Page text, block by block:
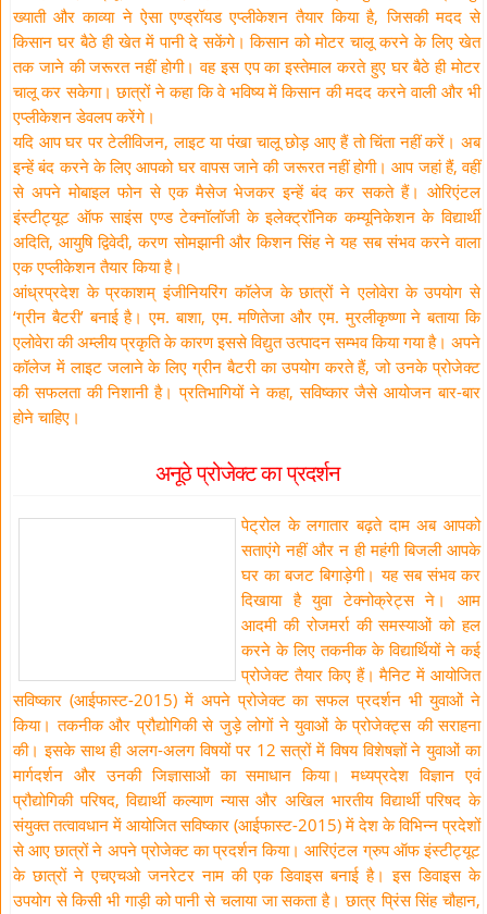
ख्याती और काव्या ने ऐसा एण्ड्रॉयड एप्लीकेशन तैयार किया है, जिसकी मदद से
किसान घर बैठे ही खेत में पानी दे सकेंगे। किसान को मोटर चालू करने के लिए खेत
तक जाने की जरूरत नहीं होगी। वह इस एप का इस्तेमाल करते हुए घर बैठे ही मोटर
चालू कर सकेगा। छात्रों ने कहा कि वे भविष्य में किसान की मदद करने वाली और भी
एप्लीकेशन डेवलप करेंगे।
यदि आप घर पर टेलीविजन, लाइट या पंखा चालू छोड़ आए हैं तो चिंता नहीं करें। अब
इन्हें बंद करने के लिए आपको घर वापस जाने की जरूरत नहीं होगी। आप जहां हैं, वहीं
से अपने मोबाइल फोन से एक मैसेज भेजकर इन्हें बंद कर सकते हैं। ओरिएंटल
इंस्टीट्यूट ऑफ साइंस एण्ड टेक्नॉलॉजी के इलेक्ट्रॉनिक कम्यूनिकेशन के विद्यार्थी
अदिति, आयुषि द्विवेदी, करण सोमझानी और किशन सिंह ने यह सब संभव करने वाला
एक एप्लीकेशन तैयार किया है।
आंध्रप्रदेश के प्रकाशम् इंजीनियरिंग कॉलेज के छात्रों ने एलोवेरा के उपयोग से
‘ग्रीन बैटरी’ बनाई है। एम. बाशा, एम. मणितेजा और एम. मुरलीकृष्णा ने बताया कि
एलोवेरा की अम्लीय प्रकृति के कारण इससे विद्युत उत्पादन सम्भव किया गया है। अपने
कॉलेज में लाइट जलाने के लिए ग्रीन बैटरी का उपयोग करते हैं, जो उनके प्रोजेक्ट
की सफलता की निशानी है। प्रतिभागियों ने कहा, सविष्कार जैसे आयोजन बार-बार
होने चाहिए।
अनूठे प्रोजेक्ट का प्रदर्शन
पेट्रोल के लगातार बढ़ते दाम अब आपको
सताएंगे नहीं और न ही महंगी बिजली आपके
घर का बजट बिगाड़ेगी। यह सब संभव कर
दिखाया है युवा टेक्नोक्रेट्स ने। आम
आदमी की रोजमर्रा की समस्याओं को हल
करने के लिए तकनीक के विद्यार्थियों ने कई
प्रोजेक्ट तैयार किए हैं। मैनिट में आयोजित
सविष्कार (आईफास्ट-2015) में अपने प्रोजेक्ट का सफल प्रदर्शन भी युवाओं ने
किया। तकनीक और प्रौद्योगिकी से जुड़े लोगों ने युवाओं के प्रोजेक्ट्स की सराहना
की। इसके साथ ही अलग-अलग विषयों पर 12 सत्रों में विषय विशेषज्ञों ने युवाओं का
मार्गदर्शन और उनकी जिज्ञासाओं का समाधान किया। मध्यप्रदेश विज्ञान एवं
प्रौद्योगिकी परिषद, विद्यार्थी कल्याण न्यास और अखिल भारतीय विद्यार्थी परिषद के
संयुक्त तत्वावधान में आयोजित सविष्कार (आईफास्ट-2015) में देश के विभिन्न प्रदेशों
से आए छात्रों ने अपने प्रोजेक्ट का प्रदर्शन किया। आरिएंटल ग्रुप ऑफ इंस्टीट्यूट
के छात्रों ने एचएचओ जनरेटर नाम की एक डिवाइस बनाई है। इस डिवाइस के
उपयोग से किसी भी गाड़ी को पानी से चलाया जा सकता है। छात्र प्रिंस सिंह चौहान,